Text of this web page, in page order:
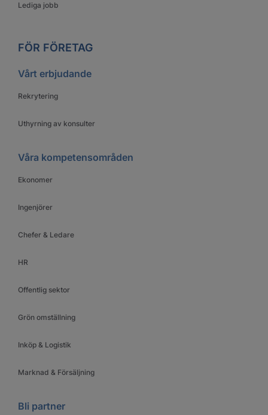
Lediga jobb
FÖR FÖRETAG
Vårt erbjudande
Rekrytering
Uthyrning av konsulter
Våra kompetensområden
Ekonomer
Ingenjörer
Chefer & Ledare
HR
Offentlig sektor
Grön omställning
Inköp & Logistik
Marknad & Försäljning
Bli partner